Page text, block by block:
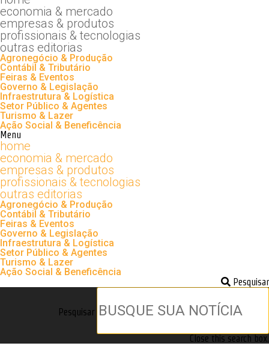
economia & mercado
empresas & produtos
profissionais & tecnologias
outras editorias
Agronegócio & Produção
Contábil & Tributário
Feiras & Eventos
Governo & Legislação
Infraestrutura & Logística
Setor Público & Agentes
Turismo & Lazer
Ação Social & Beneficência
Menu
home
economia & mercado
empresas & produtos
profissionais & tecnologias
outras editorias
Agronegócio & Produção
Contábil & Tributário
Feiras & Eventos
Governo & Legislação
Infraestrutura & Logística
Setor Público & Agentes
Turismo & Lazer
Ação Social & Beneficência
Pesquisar
Pesquisar
Close this search box.